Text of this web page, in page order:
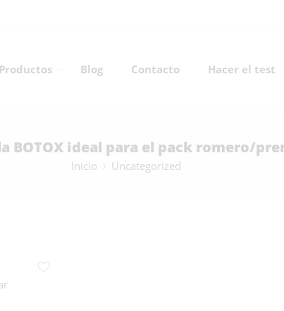
Productos Blog Contacto Hacer el test
BOTOX ideal para el pack romero/
Inicio Uncategorized